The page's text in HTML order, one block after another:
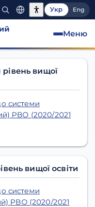
Укр Eng
Меню
вищої
системи
РВО (2020/2021
вищої освіти
системи
РВО (2020/2021